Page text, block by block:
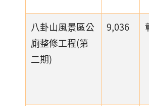
八卦山風景區公
廁整修工程(第
二期)
9,036